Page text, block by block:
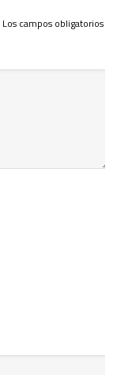
Los campos obligatorios